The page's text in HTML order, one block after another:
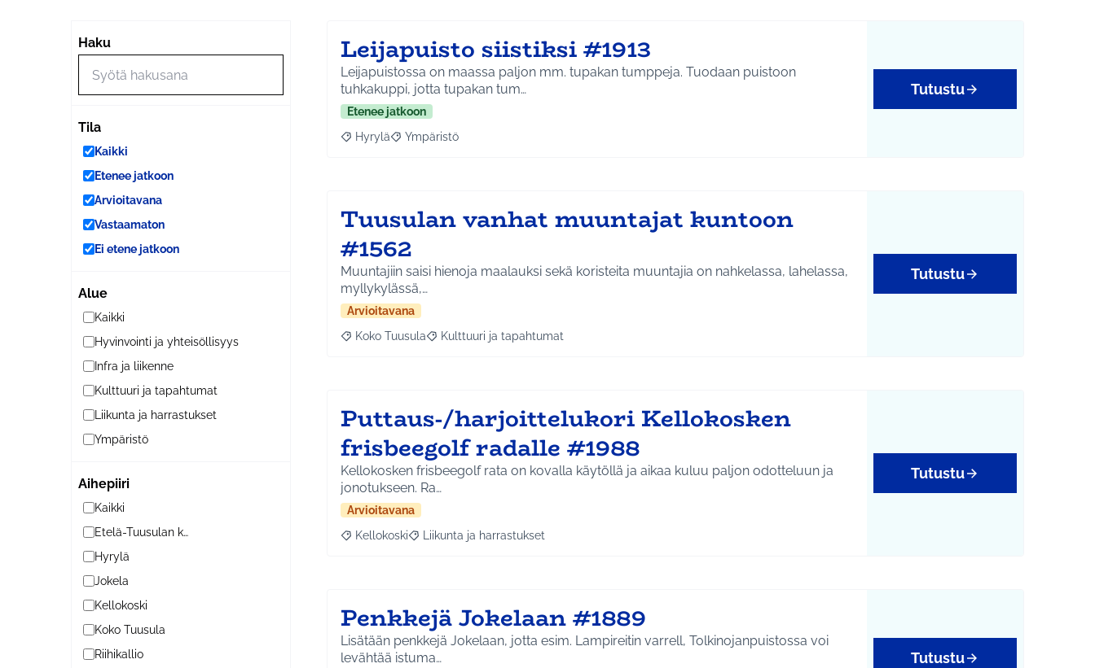
Haku
Tila
Kaikki
Etenee jatkoon
Arvioitavana
Vastaamaton
Ei etene jatkoon
Alue
Kaikki
Hyvinvointi ja yhteisöllisyys
Infra ja liikenne
Kulttuuri ja tapahtumat
Liikunta ja harrastukset
Ympäristö
Aihepiiri
Kaikki
Etelä-Tuusulan kylät
Hyrylä
Jokela
Kellokoski
Koko Tuusula
Riihikallio
Leijapuisto siistiksi #1913
Leijapuistossa on maassa paljon mm. tupakan tumppeja. Tuodaan puistoon
tuhkakuppi, jotta tupakan tum…
Etenee jatkoon
Rajaa tulokset aihepiirin mukaan: Hyrylä
Hyrylä Rajaa tulokset teeman mukaan: Ympäristö
Ympäristö
Tutustu
Tuusulan vanhat muuntajat kuntoon
#1562
Muuntajiin saisi hienoja maalauksi sekä koristeita muuntajia on nahkelassa, lahelassa,
myllykylässä,…
Arvioitavana
Rajaa tulokset aihepiirin mukaan: Koko Tuusula
Koko Tuusula Rajaa tulokset teeman mukaan: Kulttuuri ja tapahtumat
Kulttuuri ja tapahtumat
Tutustu
Puttaus-/harjoittelukori Kellokosken
frisbeegolf radalle #1988
Kellokosken frisbeegolf rata on kovalla käytöllä ja aikaa kuluu paljon odotteluun ja
jonotukseen. Ra…
Arvioitavana
Rajaa tulokset aihepiirin mukaan: Kellokoski
Kellokoski Rajaa tulokset teeman mukaan: Liikunta ja harrastukset
Liikunta ja harrastukset
Tutustu
Penkkejä Jokelaan #1889
Lisätään penkkejä Jokelaan, jotta esim. Lampireitin varrell, Tolkinojanpuistossa voi
levähtää istuma…
Tutustu